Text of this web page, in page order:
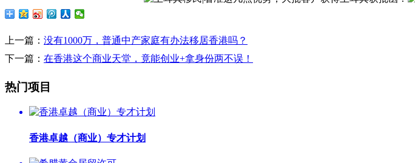
上一篇： 没有1000万，普通中产家庭有办法移居香港吗？
下一篇： 在香港这个商业天堂，竟能创业+拿身份两不误！
热门项目
香港卓越（商业）专才计划